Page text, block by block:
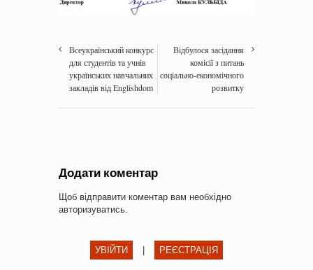
Всеукраїнський конкурс
для студентів та учнів
українських навчальних
закладів від Englishdom
Відбулося засідання
комісії з питань
соціально-економічного
розвитку
Додати коментар
Щоб відправити коментар вам необхідно
авторизуватись
УВІЙТИ | РЕЄСТРАЦІЯ